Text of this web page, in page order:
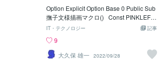
Option Explicit Option Base 0 Public Sub
撫子文様描画マクロ() Const PINKLEFT
= 120 '描画開始位置 Ｘ Const PI
onst PINKPLMG = 0.3 'ポリライン描
画倍率 ' Const PINKVSPC = 50
'横-間隔 Const PINKHSPC = 50
記事
IT・テクノロジー
9
大久保 雄一 2022/09/28